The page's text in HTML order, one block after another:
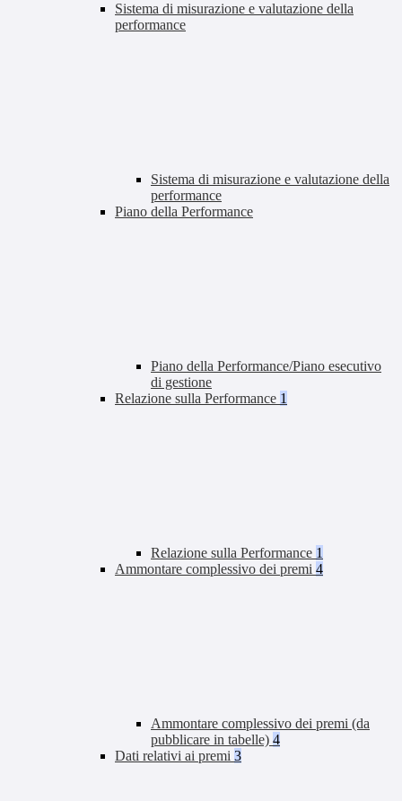
Sistema di misurazione e valutazione della
performance
Sistema di misurazione e valutazione della
performance
Piano della Performance
Piano della Performance/Piano esecutivo
di gestione
Relazione sulla Performance 1
Relazione sulla Performance 1
Ammontare complessivo dei premi 4
Ammontare complessivo dei premi (da
pubblicare in tabelle) 4
Dati relativi ai premi 3